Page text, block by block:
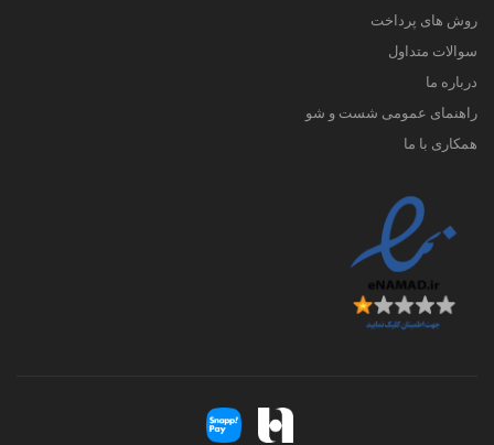
روش های پرداخت
سوالات متداول
درباره ما
راهنمای عمومی شست و شو
همکاری با ما